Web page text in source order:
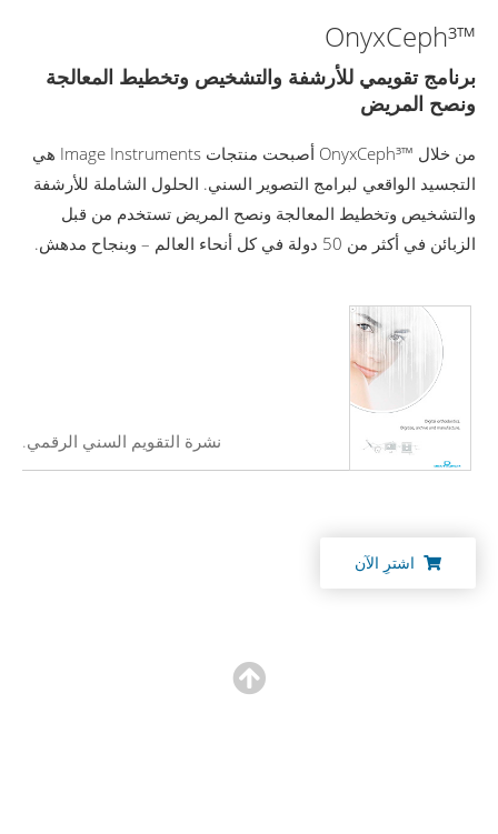
™OnyxCeph³
برنامج تقويمي للأرشفة والتشخيص وتخطيط المعالجة
ونصح المريض
من خلال ™OnyxCeph³ أصبحت منتجات Image Instruments هي
التجسيد الواقعي لبرامج التصوير السني. الحلول الشاملة للأرشفة
والتشخيص وتخطيط المعالجة ونصح المريض تستخدم من قبل
الزبائن في أكثر من 50 دولة في كل أنحاء العالم – وبنجاح مدهش.
نشرة التقويم السني الرقمي.
اشترِ الآن